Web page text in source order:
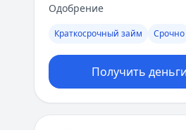
Одобрение
Краткосрочный займ Срочно
Получить деньги